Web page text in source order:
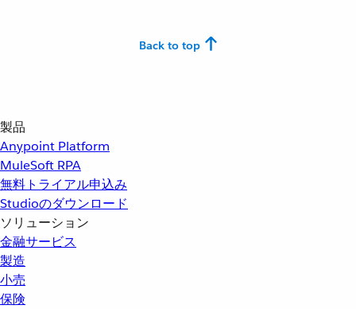
Back to top
製品
Anypoint Platform
MuleSoft RPA
無料トライアル申込み
Studioのダウンロード
ソリューション
金融サービス
製造
小売
保険